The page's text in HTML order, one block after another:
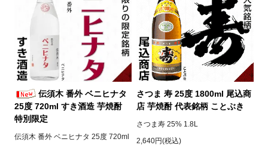
伝須木 番外 ベニヒナタ
25度 720ml すき酒造 芋焼酎
特別限定
伝須木 番外 ベニヒナタ 25度 720ml
さつま 寿 25度 1800ml 尾込商
店 芋焼酎 代表銘柄 ことぶき
さつま寿 25% 1.8L
2,640円(税込)